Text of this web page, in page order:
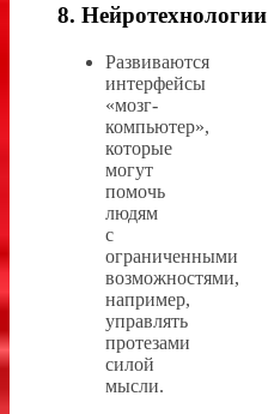
8. Нейротехнологии
Развиваются
интерфейсы
«мозг-
компьютер»,
которые
могут
помочь
людям
с
ограниченными
возможностями,
например,
управлять
протезами
силой
мысли.